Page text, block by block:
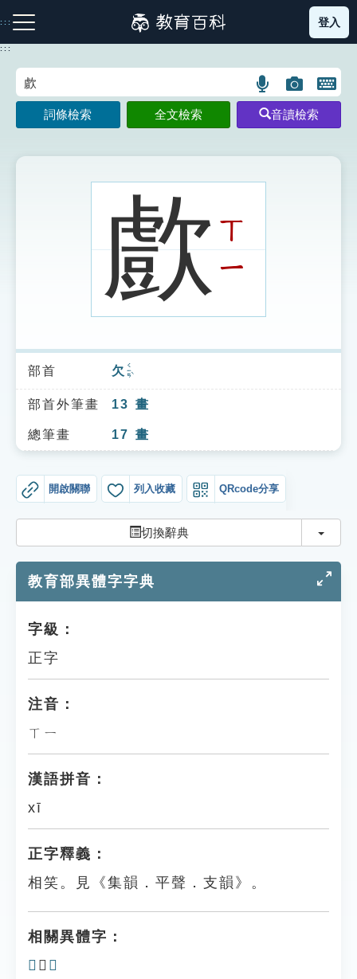
到
主
:::
注音索引圖示 筆畫索引圖示 部首索引表圖示
索引選單
知識索引
單字索引
遊戲專區
教學應用
貓頭鷹博士
登入
:::
語
言
搜
示
圖
片
搜
開
鍵
圖
詞條檢索 全文檢索 音讀檢索
㱆ㄒ
ㄧ
部首 欠 ㄑㄧㄢˋ
部首外筆畫 13 畫
總筆畫 17 畫
開啟關聯 列入收藏 QRcode分享
切換辭典 切換
教育部異體字字典
字級：
正字
注音：
ㄒㄧ
漢語拼音：
xī
正字釋義：
相笑。見《集韻．平聲．支韻》。
相關異體字：
𢨛 、 𣤴